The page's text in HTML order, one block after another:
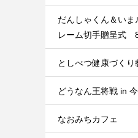
だんしゃくん＆いま
レーム切手贈呈式
としべつ健康づく
どうなん王将戦 in
なおみちカフェ